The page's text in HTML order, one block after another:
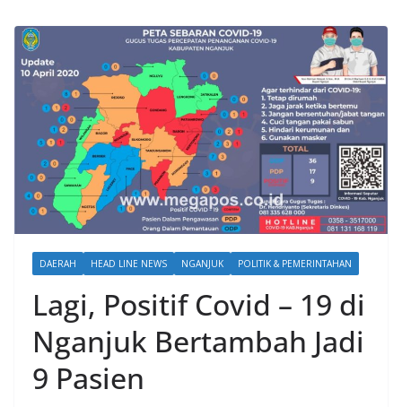
DAERAH HEAD LINE NEWS NGANJUK POLITIK & PEMERINTAHAN
Lagi, Positif Covid – 19 di
Nganjuk Bertambah Jadi
9 Pasien